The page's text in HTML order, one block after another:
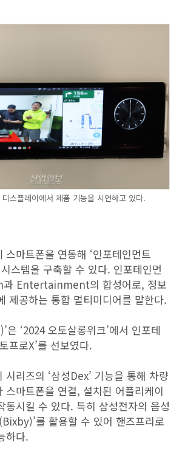
스플레이에서 제품 기능을 시연하고 있다.
스마트폰을 연동해 ‘인포테인먼트
템을 구축할 수 있다. 인포테인먼
Entertainment의 합성어로, 정보
제공하는 통합 멀티미디어를 말한다.
은 ‘2024 오토살롱위크’에서 인포테
프로X’를 선보였다.
시리즈의 ‘삼성Dex’ 기능을 통해 차량
스마트폰을 연결, 설치된 어플리케이
동시킬 수 있다. 특히 삼성전자의 음성
를 활용할 수 있어 핸즈프리로
하다.